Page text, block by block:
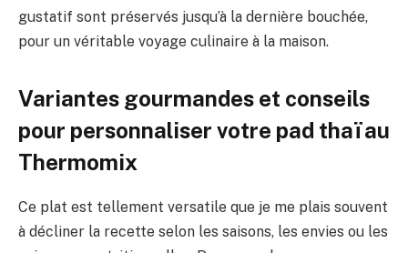
gustatif sont préservés jusqu’à la dernière bouchée,
pour un véritable voyage culinaire à la maison.
Variantes gourmandes et conseils
pour personnaliser votre pad thaï au
Thermomix
Ce plat est tellement versatile que je me plais souvent
à décliner la recette selon les saisons, les envies ou les